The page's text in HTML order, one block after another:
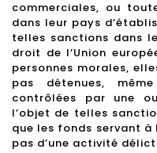
commerciales, ou
dans leur pays
telles sanctions dans
droit de l’Union
personnes morales,
pas détenues,
contrôlées par une
l’objet de telles
que les fonds servant à
pas d’une activité